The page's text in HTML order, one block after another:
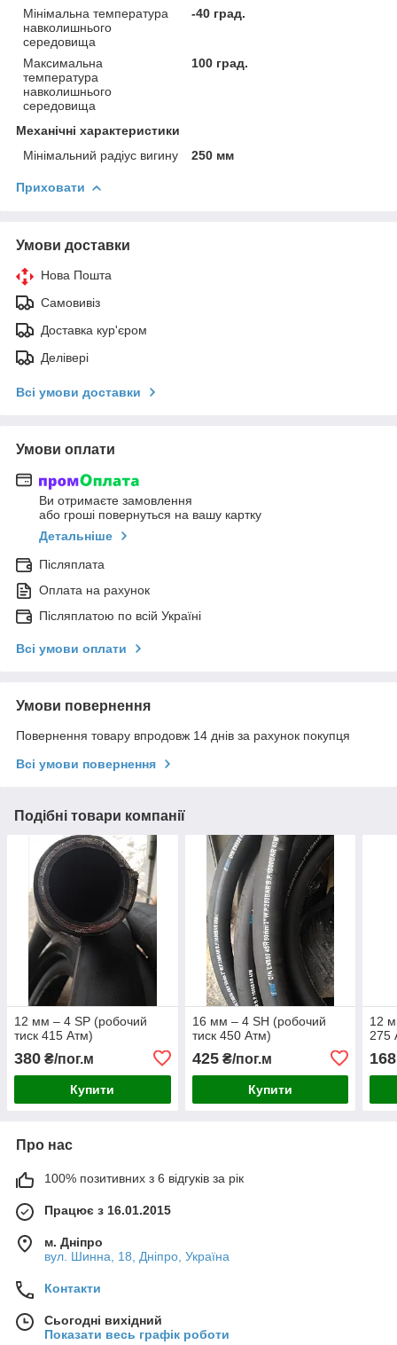
Мінімальна температура
навколишнього
середовища
-40 град.
Максимальна
температура
навколишнього
середовища
100 град.
Механічні характеристики
Мінімальний радіус вигину
250 мм
Приховати
Умови доставки
Нова Пошта
Самовивіз
Доставка кур'єром
Делівері
Всі умови доставки
Умови оплати
Ви отримаєте замовлення
або гроші повернуться на вашу картку
Детальніше
Післяплата
Оплата на рахунок
Післяплатою по всій Україні
Всі умови оплати
Умови повернення
Повернення товару впродовж 14 днів за рахунок покупця
Всі умови повернення
Подібні товари компанії
12 мм – 4 SP (робочий
тиск 415 Атм)
380 ₴/пог.м
Купити
16 мм – 4 SН (робочий
тиск 450 Атм)
425₴/пог.м
Купити
12
275
168
Про нас
100% позитивних з 6 відгуків за рік
Працює з 16.01.2015
м. Дніпро
вул. Шинна, 18, Дніпро, Україна
Контакти
Сьогодні вихідний
Показати весь графік роботи